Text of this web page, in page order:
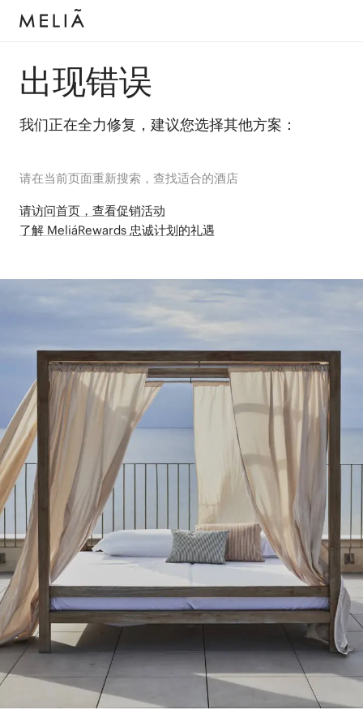
出现错误
我们正在全力修复，建议您选择其他方案：
请在当前页面重新搜索，查找适合的酒店
请访问首页，查看促销活动
了解 MeliáRewards 忠诚计划的礼遇